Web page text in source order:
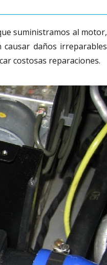
suministramos al
daños
costosas reparaciones.